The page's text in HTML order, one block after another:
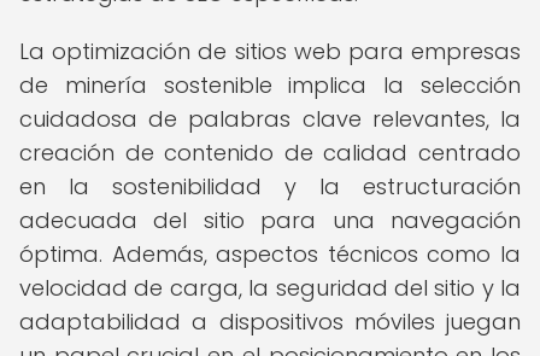
La optimización de sitios web para empresas
de minería sostenible implica la selección
cuidadosa de palabras clave relevantes, la
creación de contenido de calidad centrado
en la sostenibilidad y la estructuración
adecuada del sitio para una navegación
óptima. Además, aspectos técnicos como la
velocidad de carga, la seguridad del sitio y la
adaptabilidad a dispositivos móviles juegan